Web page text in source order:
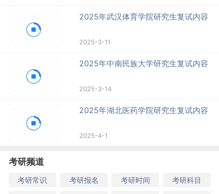
2025年武汉体育学院研究生复试内容
2025-3-11
2025年中南民族大学研究生复试内容
2025-3-14
2025年湖北医药学院研究生复试内容
2025-4-1
考研频道
考研常识 考研报名 考研时间
考研科目